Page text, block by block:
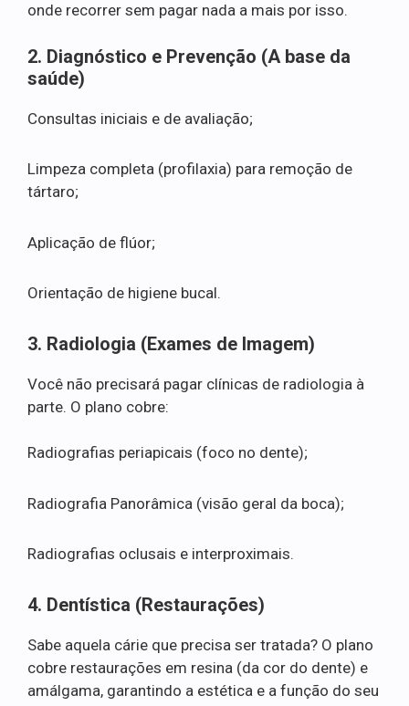
onde recorrer sem pagar nada a mais por isso.
2. Diagnóstico e Prevenção (A base da
saúde)
Consultas iniciais e de avaliação;
Limpeza completa (profilaxia) para remoção de
tártaro;
Aplicação de flúor;
Orientação de higiene bucal.
3. Radiologia (Exames de Imagem)
Você não precisará pagar clínicas de radiologia à
parte. O plano cobre:
Radiografias periapicais (foco no dente);
Radiografia Panorâmica (visão geral da boca);
Radiografias oclusais e interproximais.
4. Dentística (Restaurações)
Sabe aquela cárie que precisa ser tratada? O plano
cobre restaurações em resina (da cor do dente) e
amálgama, garantindo a estética e a função do seu